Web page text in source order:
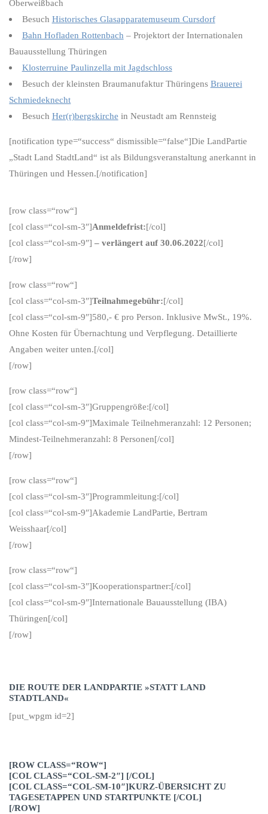
Oberweißbach
Besuch Historisches Glasapparatemuseum Cursdorf
Bahn Hofladen Rottenbach – Projektort der Internationalen
Bauausstellung Thüringen
Klosterruine Paulinzella mit Jagdschloss
Besuch der kleinsten Braumanufaktur Thüringens Brauerei
Schmiedeknecht
Besuch Her(r)bergs­kirche in Neustadt am Rennsteig
[notification type=“success“ dismissible=“false“]Die LandPartie
„Stadt Land StadtLand“ ist als Bildungsveranstaltung anerkannt in
Thüringen und Hessen.[/notification]
[row class=“row“]
[col class=“col-sm-3″]Anmeldefrist:[/col]
[col class=“col-sm-9″]– verlängert auf 30.06.2022[/col]
[/row]
[row class=“row“]
[col class=“col-sm-3″]Teilnahmegebühr:[/col]
[col class=“col-sm-9″]580,- € pro Person. Inklusive MwSt., 19%.
Ohne Kosten für Übernachtung und Verpflegung. Detaillierte
Angaben weiter unten.[/col]
[/row]
[row class=“row“]
[col class=“col-sm-3″]Gruppengröße:[/col]
[col class=“col-sm-9″]Maximale Teilnehmeranzahl: 12 Personen;
Mindest-Teilnehmeranzahl: 8 Personen[/col]
[/row]
[row class=“row“]
[col class=“col-sm-3″]Programmleitung:[/col]
[col class=“col-sm-9″]Akademie LandPartie, Bertram
Weisshaar[/col]
[/row]
[row class=“row“]
[col class=“col-sm-3″]Kooperationspartner:[/col]
[col class=“col-sm-9″]Internationale Bauausstellung (IBA)
Thüringen[/col]
[/row]
DIE ROUTE DER LANDPARTIE »STATT LAND
STADTLAND«
[put_wpgm id=2]
[ROW CLASS=“ROW“]
[COL CLASS=“COL-SM-2″] [/COL]
[COL CLASS=“COL-SM-10″]KURZ-ÜBERSICHT ZU
TAGESETAPPEN UND STARTPUNKTE [/COL]
[/ROW]